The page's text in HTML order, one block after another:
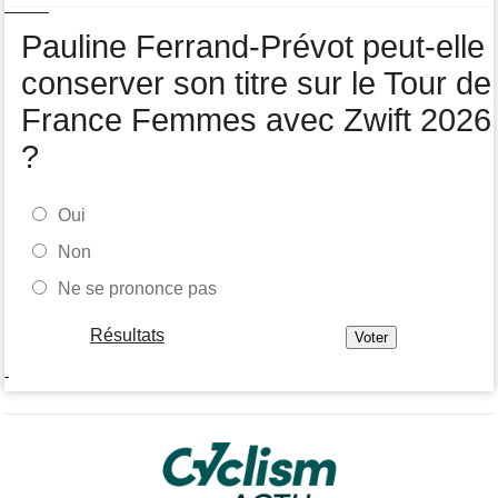
07:43
Transfert
Le Mercato vélo est ouvert... les toutes les dernières infos
Pauline Ferrand-Prévot peut-elle
conserver son titre sur le Tour de
France Femmes avec Zwift 2026
?
Oui
Non
Ne se prononce pas
Résultats
-